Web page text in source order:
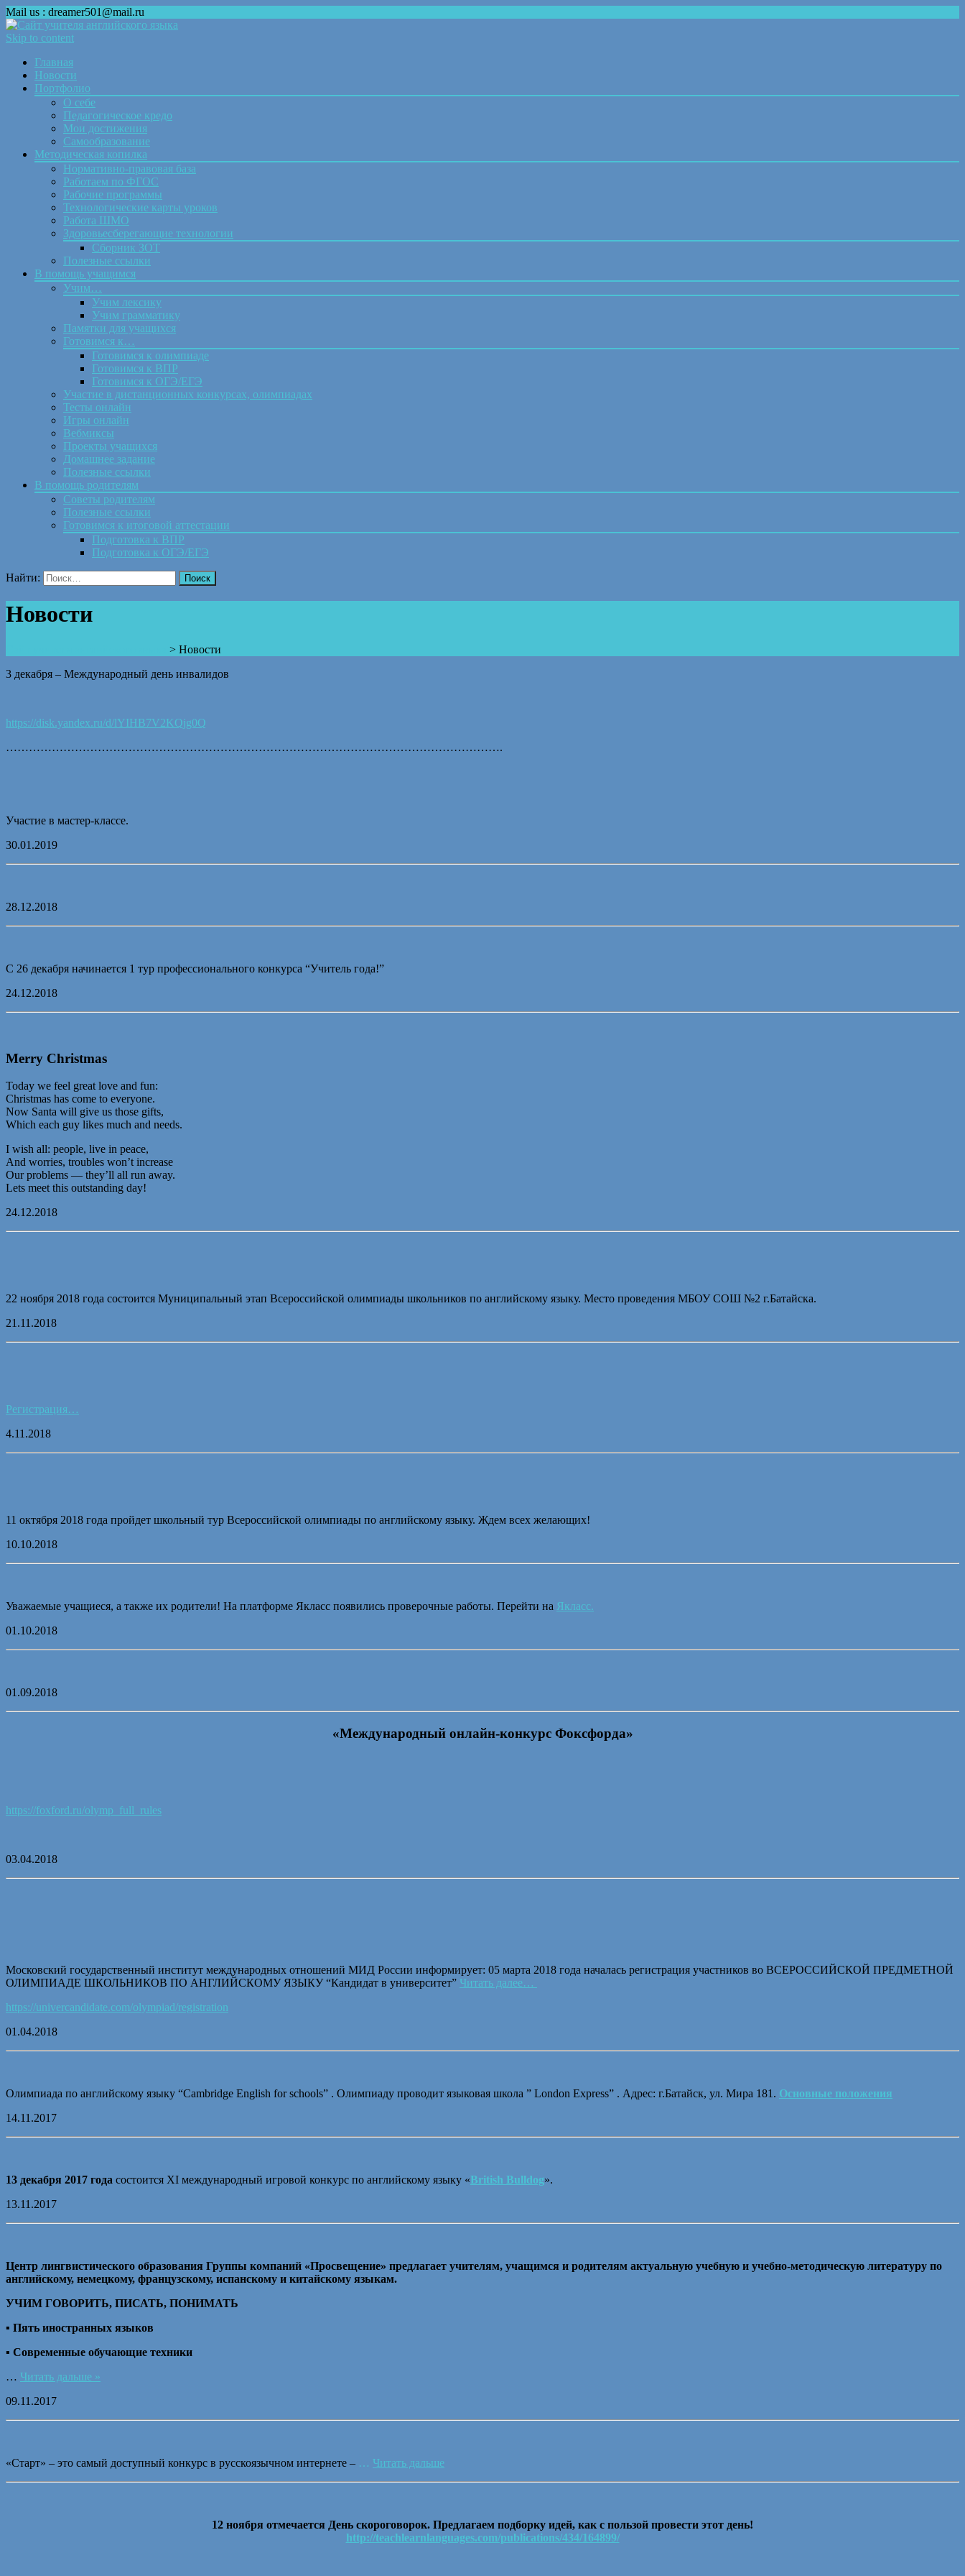
Mail us : dreamer501@mail.ru
Skip to content
Главная
Новости
Портфолио
О себе
Педагогическое кредо
Мои достижения
Самообразование
Методическая копилка
Нормативно-правовая база
Работаем по ФГОС
Рабочие программы
Технологические карты уроков
Работа ШМО
Здоровьесберегающие технологии
Сборник ЗОТ
Полезные ссылки
В помощь учащимся
Учим…
Учим лексику
Учим грамматику
Памятки для учащихся
Готовимся к…
Готовимся к олимпиаде
Готовимся к ВПР
Готовимся к ОГЭ/ЕГЭ
Участие в дистанционных конкурсах, олимпиадах
Тесты онлайн
Игры онлайн
Вебмиксы
Проекты учащихся
Домашнее задание
Полезные ссылки
В помощь родителям
Советы родителям
Полезные ссылки
Готовимся к итоговой аттестации
Подготовка к ВПР
Подготовка к ОГЭ/ЕГЭ
Найти:
Новости
> Новости
3 декабря – Международный день инвалидов
https://disk.yandex.ru/d/lYIHB7V2KQjg0Q
………………………………………………………………………………………………………………….
Участие в мастер-классе.
30.01.2019
28.12.2018
С 26 декабря начинается 1 тур профессионального конкурса “Учитель года!”
24.12.2018
Merry Christmas
Today we feel great love and fun:
Christmas has come to everyone.
Now Santa will give us those gifts,
Which each guy likes much and needs.
I wish all: people, live in peace,
And worries, troubles won’t increase
Our problems — they’ll all run away.
Lets meet this outstanding day!
24.12.2018
22 ноября 2018 года состоится Муниципальный этап Всероссийской олимпиады школьников по английскому языку. Место проведения МБОУ СОШ №2 г.Батайска.
21.11.2018
Регистрация…
4.11.2018
11 октября 2018 года пройдет школьный тур Всероссийской олимпиады по английскому языку. Ждем всех желающих!
10.10.2018
Уважаемые учащиеся, а также их родители! На платформе Якласс появились проверочные работы. Перейти на Якласс.
01.10.2018
01.09.2018
«Международный онлайн-конкурс Фоксфорда»
https://foxford.ru/olymp_full_rules
03.04.2018
Московский государственный институт международных отношений МИД России информирует: 05 марта 2018 года началась регистрация участников во ВСЕРОССИЙСКОЙ ПРЕДМЕТНОЙ
ОЛИМПИАДЕ ШКОЛЬНИКОВ ПО АНГЛИЙСКОМУ ЯЗЫКУ “Кандидат в университет” Читать далее…
https://univercandidate.com/olympiad/registration
01.04.2018
Олимпиада по английскому языку “Cambridge English for schools” . Олимпиаду проводит языковая школа ” London Express” . Адрес: г.Батайск, ул. Мира 181. Основные положения
14.11.2017
13 декабря 2017 года состоится XI международный игровой конкурс по английскому языку «British Bulldog».
13.11.2017
Центр лингвистического образования Группы компаний «Просвещение» предлагает учителям, учащимся и родителям актуальную учебную и учебно-методическую литературу по
английскому, немецкому, французскому, испанскому и китайскому языкам.
УЧИМ ГОВОРИТЬ, ПИСАТЬ, ПОНИМАТЬ
▪ Пять иностранных языков
▪ Современные обучающие техники
… Читать дальше »
09.11.2017
«Старт» – это самый доступный конкурс в русскоязычном интернете – … Читать дальше
12 ноября отмечается День скороговорок. Предлагаем подборку идей, как с пользой провести этот день!
http://teachlearnlanguages.com/publications/434/164899/